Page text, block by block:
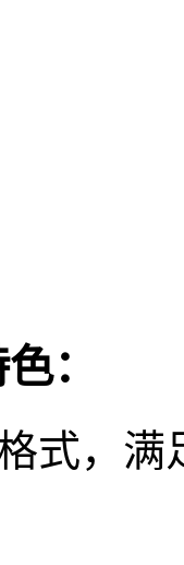
：
式，